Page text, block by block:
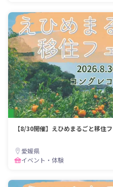
【8/30開催】えひめまるごと移住
愛媛県
イベント・体験